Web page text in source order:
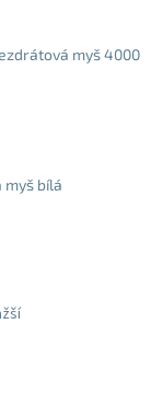
myš 4000
myš bílá